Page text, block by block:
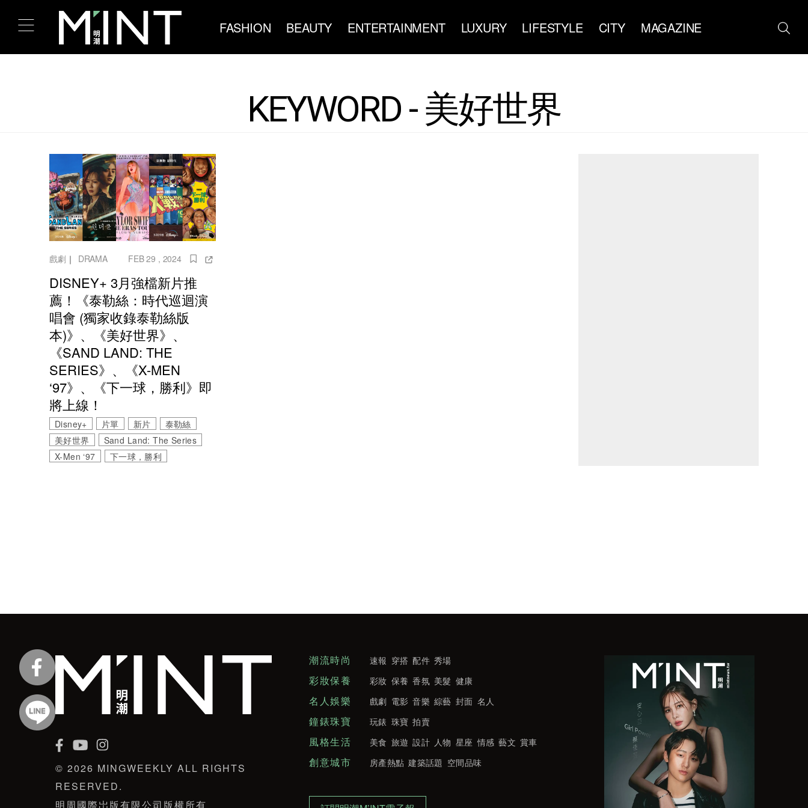
FASHION BEAUTY ENTERTAINMENT LUXURY LIFESTYLE CITY MAGAZINE
KEYWORD - 美好世界
戲劇 ｜ DRAMA FEB 29 , 2024
DISNEY+ 3月強檔新片推
薦！《泰勒絲：時代巡迴演
唱會 (獨家收錄泰勒絲版
本)》、《美好世界》、
《SAND LAND: THE
SERIES》、《X-MEN
‘97》、《下一球，勝利》即
將上線！
Disney+ 片單 新片
泰勒絲
美好世界
Sand Land: The Series
X-Men ‘97
下一球，勝利
© 2026 MINGWEEKLY ALL RIGHTS
RESERVED.
明周國際岀版有限公司版權所有
潮流時尚 速報 穿搭 配件 秀場
彩妝保養 彩妝 保養 香氛 美髮 健康
名人娛樂 戲劇 電影 音樂 綜藝 封面 名人
鐘錶珠寶 玩錶 珠寶 拍賣
風格生活 美食 旅遊 設計 人物 星座 情感 藝文 賞車
創意城市 房產熱點 建築話題 空間品味